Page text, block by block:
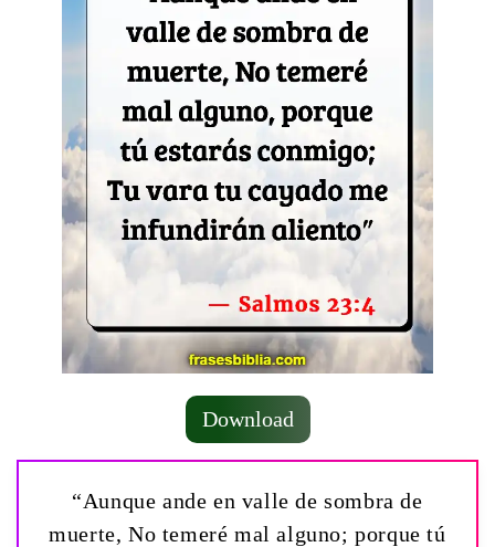
Download
“Aunque ande en valle de sombra de
muerte, No temeré mal alguno; porque tú